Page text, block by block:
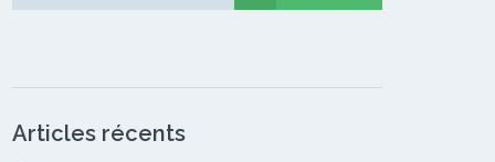
Articles récents